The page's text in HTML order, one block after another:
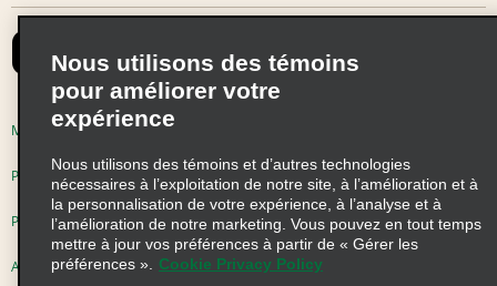
Emerald Club se connecter
Emerald Club S'inscrire
Emerald Club Avantages
Emerald Club Services
Abonnement aux courriels
Nouvelles et histoires
Responsabilité sociale
Occasions de franchise mondiales
Perspectives de carrière
Modalités d'utilisation
Politique sur les fichiers témoins
Pluriannuel d'accessibilité Choix de confidentialité
AdChoices
Nous utilisons des témoins
pour améliorer votre
expérience
Nous utilisons des témoins et d’autres technologies
nécessaires à l’exploitation de notre site, à l’amélioration et à
la personnalisation de votre expérience, à l’analyse et à
l’amélioration de notre marketing. Vous pouvez en tout temps
mettre à jour vos préférences à partir de « Gérer les
préférences ».
Cookie Privacy Policy